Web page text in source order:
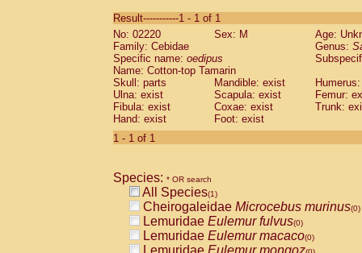
CebidaeSaguinus labiatus(0)
Cebidae Saguinus leucopus (0)
Cebidae
CebidaeSaguinus mystax
Cebidae Saguinus nigricollis (0)
Cebidae Saguinus oedipus
Cebidae Saguinus weddelli
Cebidae Saguinusspp.
Cebidae
CebidaeCebus capucinus
CebidaeCebus nigrivittatus
CebidaeCebus spp.(0)
CebidaeSaimiri boliviensis(0)
CebidaeSaimiri sciureus(0)
Result-----------1 - 1 of 1
No: 02220
Sex: M
Age:
Family: Cebidae
Genus:
Specific name: oedipus
Name: Cotton-top Tamarin
Skull: parts
Mandible: exist
Ulna: exist
Scapula: exist
Femur:
Fibula: exist
Coxae: exist
Trunk:
Hand: exist
Foot: exist
1 - 1 of 1
Species: * OR search
All Species(1)
Cheirogaleidae Microcebus murinus(0)
Lemuridae Eulemur fulvus(0)
Lemuridae Eulemur macaco(0)
Lemuridae Eulemur mongoz